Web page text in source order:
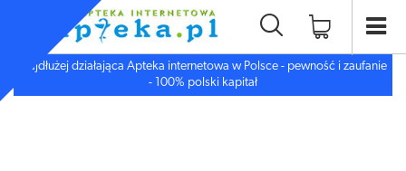
Najdłużej działająca Apteka internetowa w Polsce - pewność i zaufanie
- 100% polski kapitał